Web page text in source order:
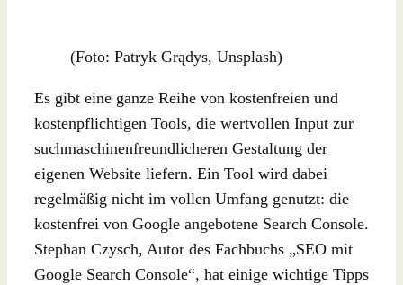
(Foto: Patryk Grądys, Unsplash)
Es gibt eine ganze Reihe von kostenfreien und
kostenpflichtigen Tools, die wertvollen Input zur
suchmaschinenfreundlicheren Gestaltung der
eigenen Website liefern. Ein Tool wird dabei
regelmäßig nicht im vollen Umfang genutzt: die
kostenfrei von Google angebotene Search Console.
Stephan Czysch, Autor des Fachbuchs „SEO mit
Google Search Console“, hat einige wichtige Tipps